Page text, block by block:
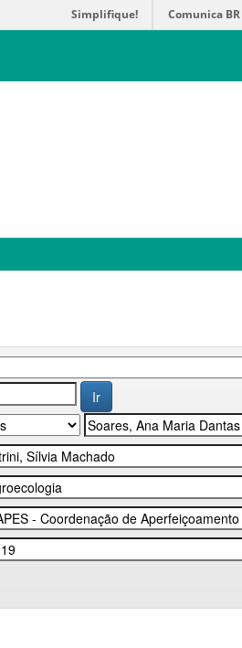
Simplifique! Comunica BR